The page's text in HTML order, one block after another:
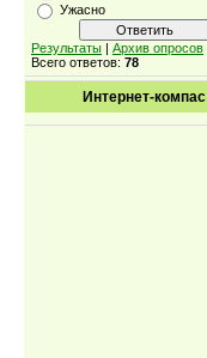
Ужасно
Результаты | Архив опросов
Всего ответов: 78
Интернет-компас